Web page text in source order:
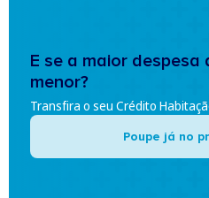
E se a maior despesa
menor?
Transfira o seu Crédito
Poupe já no